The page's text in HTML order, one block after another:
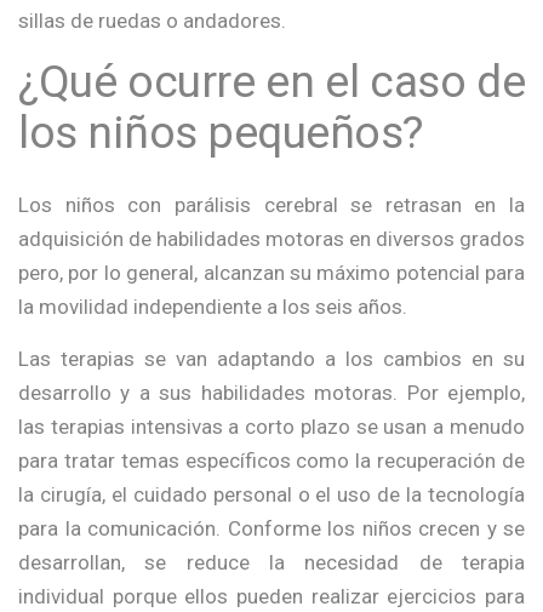
sillas de ruedas o andadores.
¿Qué ocurre en el caso de
los niños pequeños?
Los niños con parálisis cerebral se retrasan en la
adquisición de habilidades motoras en diversos grados
pero, por lo general, alcanzan su máximo potencial para
la movilidad independiente a los seis años.
Las terapias se van adaptando a los cambios en su
desarrollo y a sus habilidades motoras. Por ejemplo,
las terapias intensivas a corto plazo se usan a menudo
para tratar temas específicos como la recuperación de
la cirugía, el cuidado personal o el uso de la tecnología
para la comunicación. Conforme los niños crecen y se
desarrollan, se reduce la necesidad de terapia
individual porque ellos pueden realizar ejercicios para